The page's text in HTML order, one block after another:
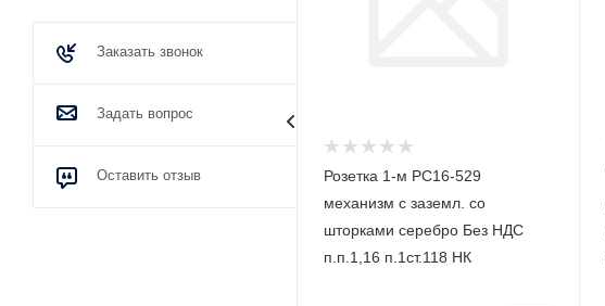
Изолента ПВХ 0,15 x 19 мм х 20
Розетка 1-м РС16-529
механизм с заземл. со
шторками серебро Без НДС
п.п.1,16 п.1ст.118 НК
Заказать звонок
Задать вопрос
Оставить отзыв